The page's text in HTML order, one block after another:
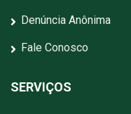
Denúncia Anônima
Fale Conosco
SERVIÇOS